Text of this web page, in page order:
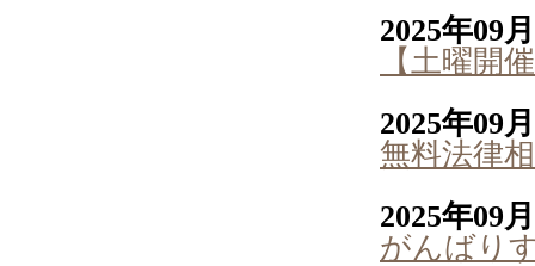
2025年09
【土曜開
2025年09
無料法律
2025年09
がんばり